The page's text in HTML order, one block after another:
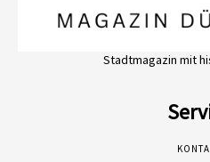
Stadtmagazin mit